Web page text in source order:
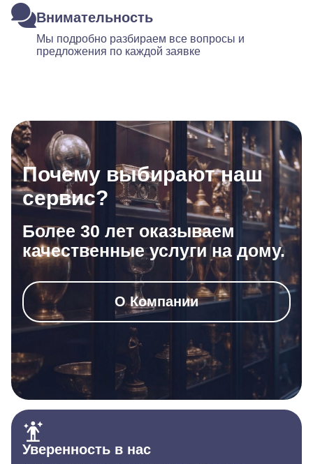
Внимательность
Мы подробно разбираем все вопросы и
предложения по каждой заявке
Почему выбирают наш
сервис?
Более 30 лет оказываем
качественные услуги на дому.
О Компании
Уверенность в нас